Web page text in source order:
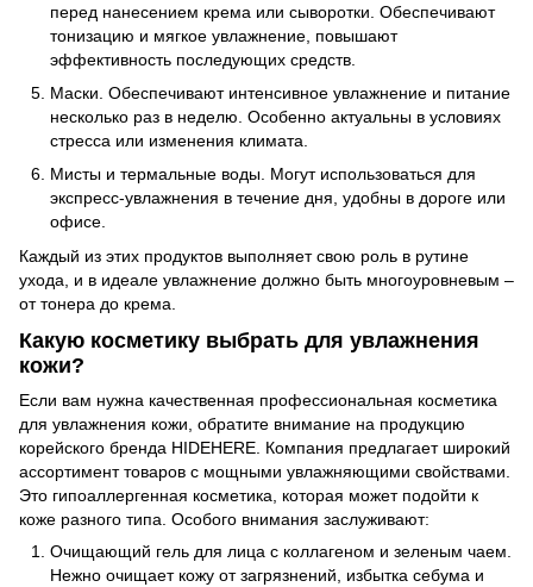
перед нанесением крема или сыворотки. Обеспечивают
тонизацию и мягкое увлажнение, повышают
эффективность последующих средств.
Маски. Обеспечивают интенсивное увлажнение и питание
несколько раз в неделю. Особенно актуальны в условиях
стресса или изменения климата.
Мисты и термальные воды. Могут использоваться для
экспресс-увлажнения в течение дня, удобны в дороге или
офисе.
Каждый из этих продуктов выполняет свою роль в рутине
ухода, и в идеале увлажнение должно быть многоуровневым –
от тонера до крема.
Какую косметику выбрать для увлажнения
кожи?
Если вам нужна качественная профессиональная косметика
для увлажнения кожи, обратите внимание на продукцию
корейского бренда HIDEHERE. Компания предлагает широкий
ассортимент товаров с мощными увлажняющими свойствами.
Это гипоаллергенная косметика, которая может подойти к
коже разного типа. Особого внимания заслуживают:
Очищающий гель для лица с коллагеном и зеленым чаем.
Нежно очищает кожу от загрязнений, избытка себума и